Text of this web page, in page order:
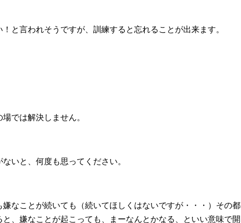
と言われそうですが、訓練すると忘れることが出来ます。
では解決しません。
いと、何度も思ってください。
なことが続いても（続いてほしくはないですが・・・）その都
、嫌なことが起こっても、まーなんとかなる、といい意味で開